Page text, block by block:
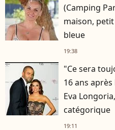
(Camping
maison,
bleue
19:38
"Ce sera
16 ans
Eva
catégorique
19:11